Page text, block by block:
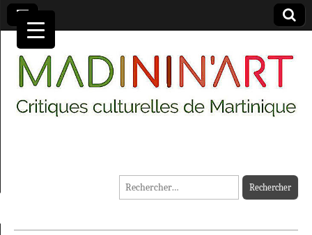
MADININ'ART
Rechercher :